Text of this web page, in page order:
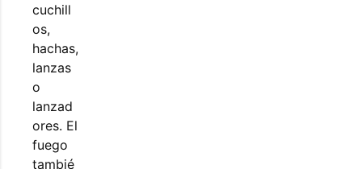
cuchill
os,
hachas,
lanzas
o
lanzad
ores. El
fuego
tambié